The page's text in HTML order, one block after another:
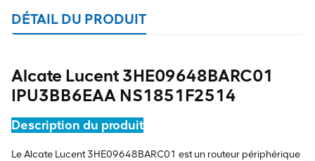
DÉTAIL DU PRODUIT
Alcate Lucent 3HE09648BARC01
IPU3BB6EAA NS1851F2514
Description du produit
LeAlcate Lucent 3HE09648BARC01 est un routeur périphérique